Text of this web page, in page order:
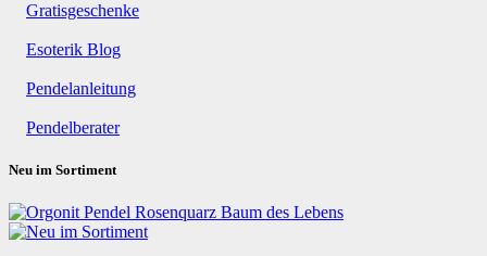
Gratisgeschenke
Esoterik Blog
Pendelanleitung
Pendelberater
Neu im Sortiment